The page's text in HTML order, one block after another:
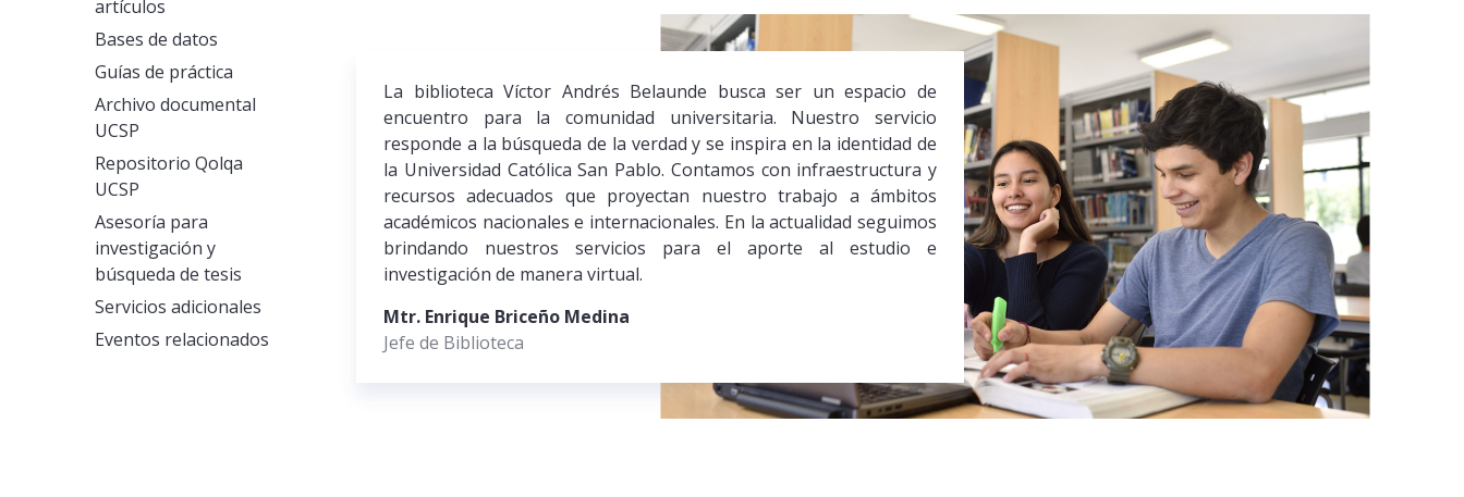
artículos
Bases de datos
Guías de práctica
Archivo documental
UCSP
Repositorio Qolqa
UCSP
Asesoría para
investigación y
búsqueda de tesis
Servicios adicionales
Eventos relacionados
La biblioteca Víctor Andrés Belaunde busca ser un espacio de
encuentro para la comunidad universitaria. Nuestro servicio
responde a la búsqueda de la verdad y se inspira en la identidad de
la Universidad Católica San Pablo. Contamos con infraestructura y
recursos adecuados que proyectan nuestro trabajo a ámbitos
académicos nacionales e internacionales. En la actualidad seguimos
brindando nuestros servicios para el aporte al estudio e
investigación de manera virtual.
Mtr. Enrique Briceño Medina
Jefe de Biblioteca